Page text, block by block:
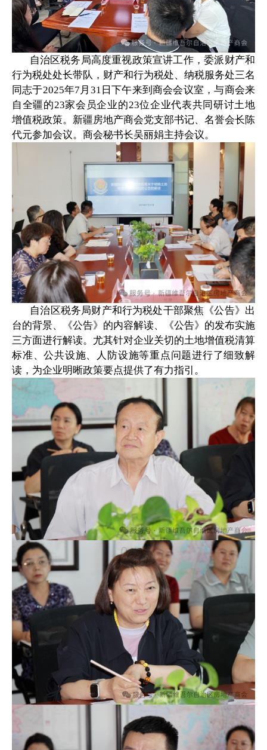
自治区税务局高度重视政策宣讲工作，委派财产和
行为税处处长带队，财产和行为税处、纳税服务处三名
同志于2025年7月31日下午来到商会会议室，与商会来
自全疆的23家会员企业的23位企业代表共同研讨土地
增值税政策。新疆房地产商会党支部书记、名誉会长陈
代元参加会议。商会秘书长吴丽娟主持会议。
自治区税务局财产和行为税处干部聚焦《公告》出
台的背景、《公告》的内容解读、《公告》的发布实施
三方面进行解读。尤其针对企业关切的土地增值税清算
标准、公共设施、人防设施等重点问题进行了细致解
读，为企业明晰政策要点提供了有力指引。